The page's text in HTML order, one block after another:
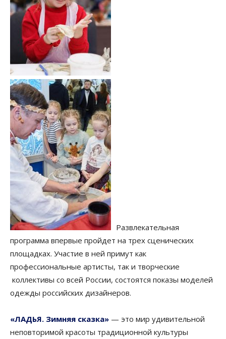
Развлекательная
программа впервые пройдет на трех сценических
площадках. Участие в ней примут как
профессиональные артисты, так и творческие
коллективы со всей России, состоятся показы моделей
одежды российских дизайнеров.
«ЛАДЬЯ. Зимняя сказка» — это мир удивительной
неповторимой красоты традиционной культуры